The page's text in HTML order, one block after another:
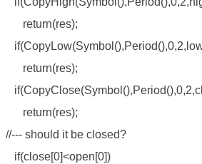
return(res);
return(res);
return(res);
//--- should it be closed?
if(close[0]<open[0])